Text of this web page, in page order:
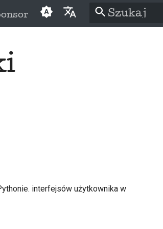
Français
Zacznij
interfejsów użytkownika w